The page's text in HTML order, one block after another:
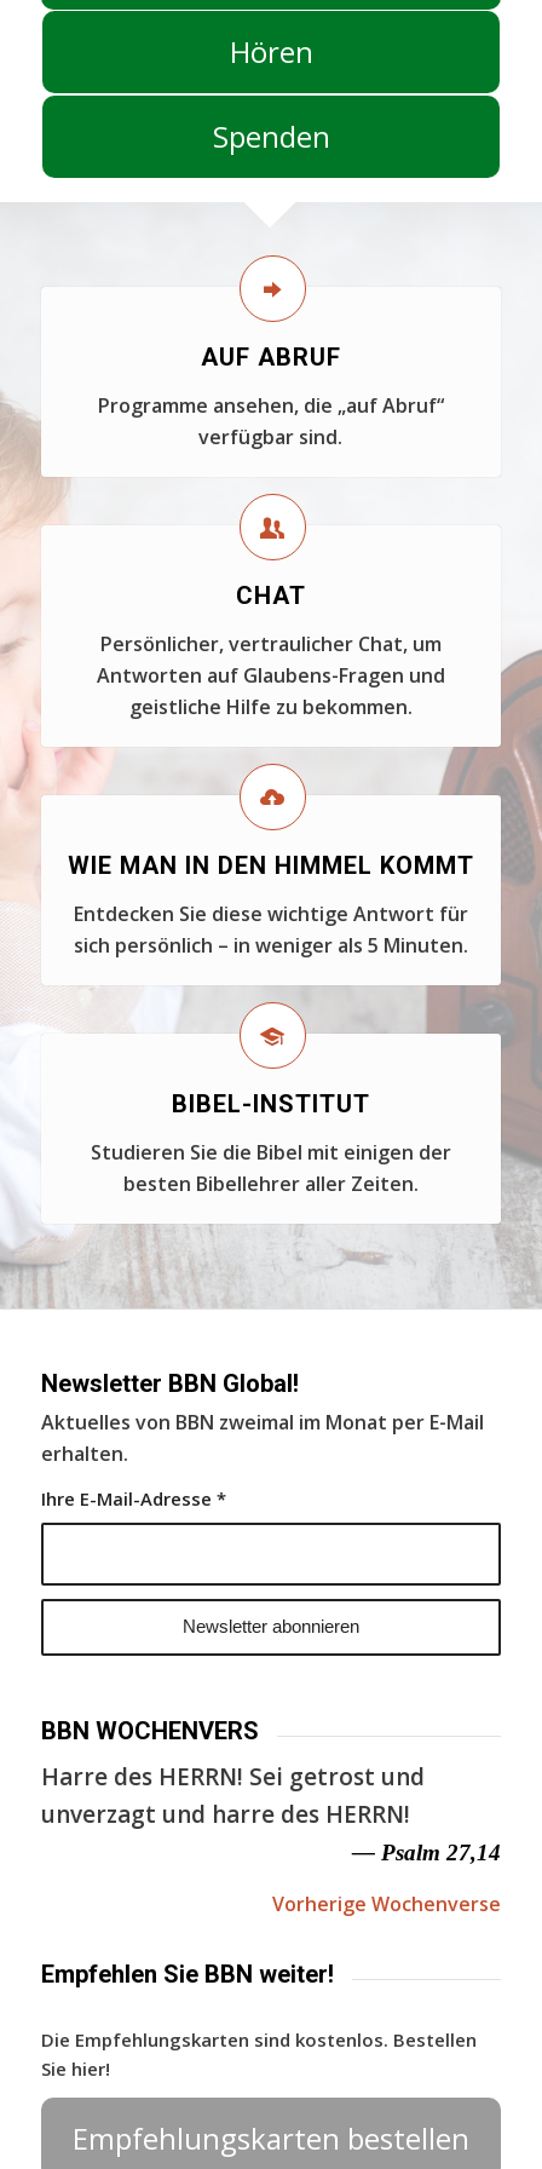
Hören
Spenden
AUF ABRUF
Programme ansehen, die „auf Abruf“
verfügbar sind.
CHAT
Persönlicher, vertraulicher Chat, um
Antworten auf Glaubens-Fragen und
geistliche Hilfe zu bekommen.
WIE MAN IN DEN HIMMEL KOMMT
Entdecken Sie diese wichtige Antwort für
sich persönlich – in weniger als 5 Minuten.
BIBEL-INSTITUT
Studieren Sie die Bibel mit einigen der
besten Bibellehrer aller Zeiten.
Newsletter BBN Global!
Aktuelles von BBN zweimal im Monat per E-Mail
erhalten.
Ihre E-Mail-Adresse *
BBN WOCHENVERS
Harre des HERRN! Sei getrost und
unverzagt und harre des HERRN!
— Psalm 27,14
Vorherige Wochenverse
Empfehlen Sie BBN weiter!
Die Empfehlungskarten sind kostenlos. Bestellen
Sie hier!
Empfehlungskarten bestellen